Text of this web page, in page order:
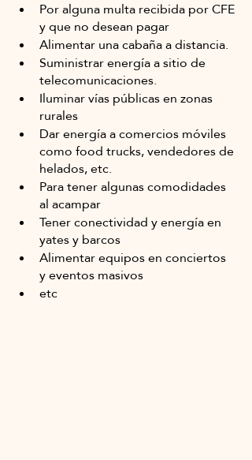
Por alguna multa recibida por CFE
y que no desean pagar
Alimentar una cabaña a distancia.
Suministrar energía a sitio de
telecomunicaciones.
Iluminar vías públicas en zonas
rurales
Dar energía a comercios móviles
como food trucks, vendedores de
helados, etc.
Para tener algunas comodidades
al acampar
Tener conectividad y energía en
yates y barcos
Alimentar equipos en conciertos
y eventos masivos
etc